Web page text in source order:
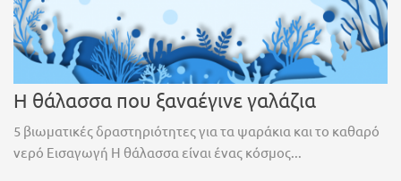
Η θάλασσα που ξαναέγινε γαλάζια
5 βιωματικές δραστηριότητες για τα ψαράκια και το καθαρό
νερό Εισαγωγή Η θάλασσα είναι ένας κόσμος...